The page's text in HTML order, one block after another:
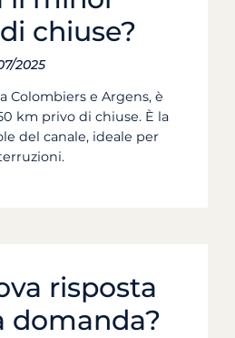
chiuse?
2025
Colombiers e Argens, è
km privo di chiuse. È la
del canale, ideale per
risposta
domanda?